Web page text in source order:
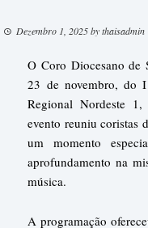
Dezembro 1, 2025bythaisadmin
O Coro Diocesano de
23 de novembro, do
Regional Nordeste
evento reuniu coristas
um momento
aprofundamento na
música.
A programação